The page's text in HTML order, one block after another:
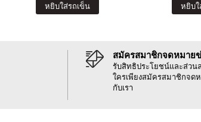
หยิบใส่รถเข็น หยิบใ
สมัครสมาชิกจดหมาย
รับสิทธิประโยชน์และส่วน
ใครเพียงสมัครสมาชิกจด
กับเรา